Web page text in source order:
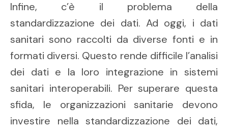
Infine, c’è il problema della
standardizzazione dei dati. Ad oggi, i dati
sanitari sono raccolti da diverse fonti e in
formati diversi. Questo rende difficile l’analisi
dei dati e la loro integrazione in sistemi
sanitari interoperabili. Per superare questa
sfida, le organizzazioni sanitarie devono
investire nella standardizzazione dei dati,